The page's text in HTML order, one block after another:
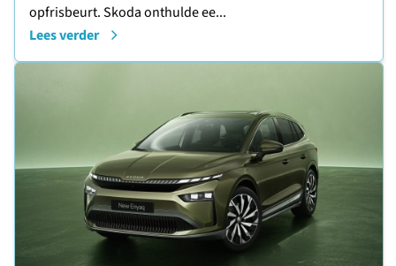
opfrisbeurt. Skoda onthulde ee...
Lees verder